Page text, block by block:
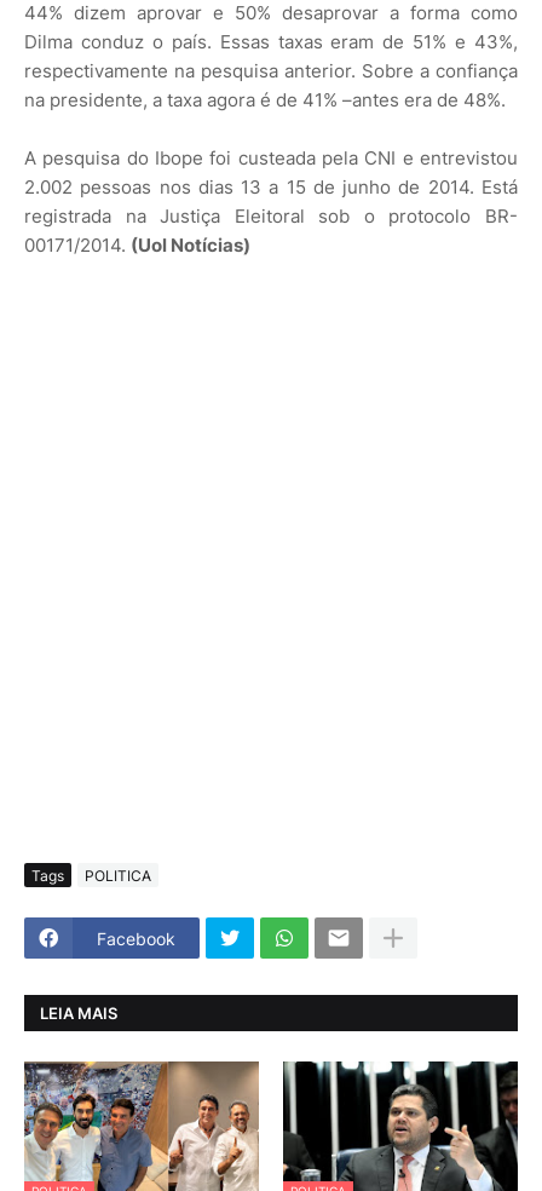
44% dizem aprovar e 50% desaprovar a forma como
Dilma conduz o país. Essas taxas eram de 51% e 43%,
respectivamente na pesquisa anterior. Sobre a confiança
na presidente, a taxa agora é de 41% –antes era de 48%.
A pesquisa do Ibope foi custeada pela CNI e entrevistou
2.002 pessoas nos dias 13 a 15 de junho de 2014. Está
registrada na Justiça Eleitoral sob o protocolo BR-
00171/2014. (Uol Notícias)
Tags POLITICA
Facebook
LEIA MAIS